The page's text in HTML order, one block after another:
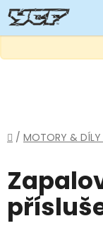
Domů
/ MOTORY &